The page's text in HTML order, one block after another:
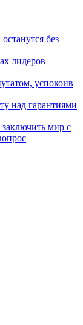
без
лидеров
успокоив
над гарантиями
мир с